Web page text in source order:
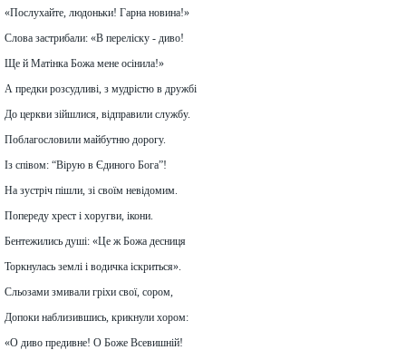
«Послухайте, людоньки! Гарна новина!»
Слова застрибали: «В переліску - диво!
Ще й Матінка Божа мене осінила!»
А предки розсудливі, з мудрістю в дружбі
До церкви зійшлися, відправили службу.
Поблагословили майбутню дорогу.
Із співом: “Вірую в Єдиного Бога”!
На зустріч пішли, зі своїм невідомим.
Попереду хрест і хоругви, ікони.
Бентежились душі: «Це ж Божа десниця
Торкнулась землі і водичка іскриться».
Сльозами змивали гріхи свої, сором,
Допоки наблизившись, крикнули хором:
«О диво предивне! О Боже Всевишній!